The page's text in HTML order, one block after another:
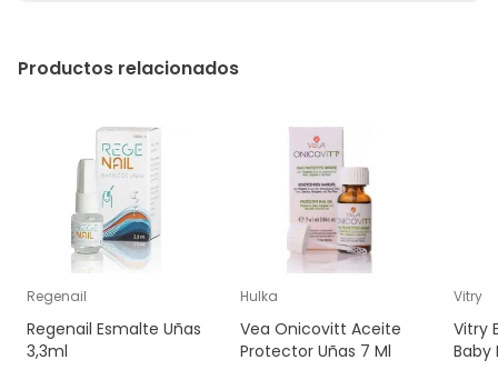
Productos relacionados
Regenail
Regenail Esmalte Uñas
3,3ml
Hulka
Vea Onicovitt Aceite
Protector Uñas 7 Ml
Vitry
Vitry
Baby